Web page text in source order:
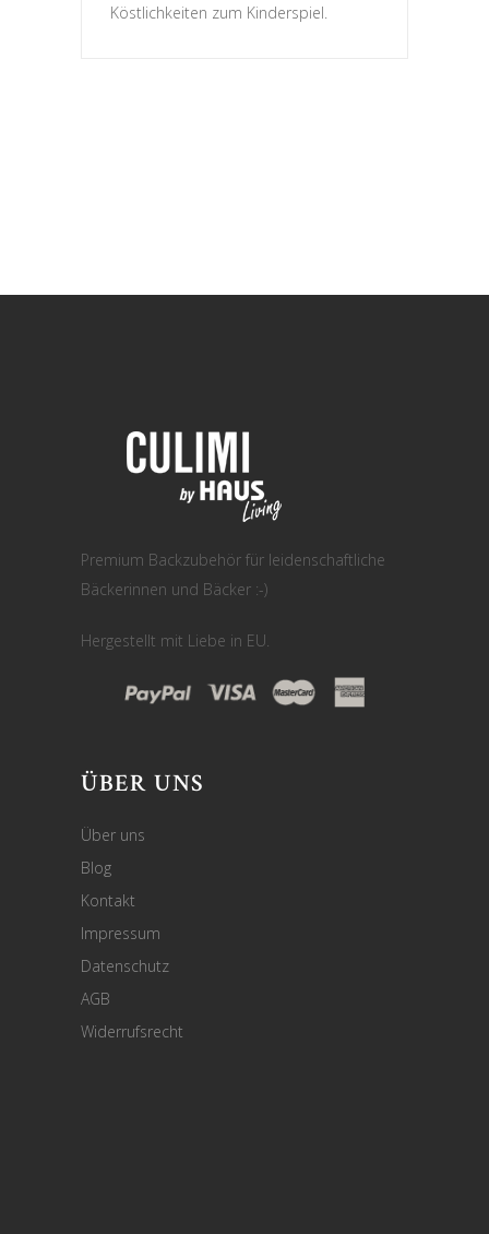
Köstlichkeiten zum Kinderspiel.
Premium Backzubehör für leidenschaftliche
Bäckerinnen und Bäcker :-)
Hergestellt mit Liebe in EU.
ÜBER UNS
Über uns
Blog
Kontakt
Impressum
Datenschutz
AGB
Widerrufsrecht